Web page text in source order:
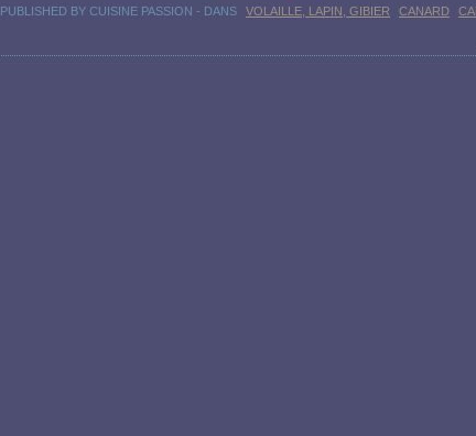
PUBLISHED BY CUISINE PASSION - DANS VOLAILLE, LAPIN, GIBIER CANARD